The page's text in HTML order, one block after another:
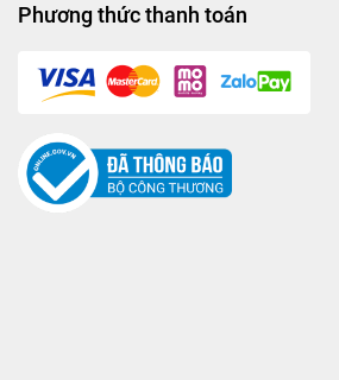
Phương thức thanh toán